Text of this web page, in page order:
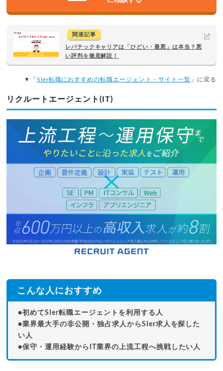
関連記事
レバテックキャリアは「ひどい・最悪」は本当？悪
い評判を徹底解説！
▼「 SIer転職におすすめの転職エージェント・サイト一覧 」に戻る
リクルートエージェント(IT)
こんな人におすすめ
●初めてSIer転職エージェントを利用する人
●業界最大手の非公開・独占求人からSIer求人を探した
い人
●保守・運用経験からIT業界の上流工程へ挑戦したい人